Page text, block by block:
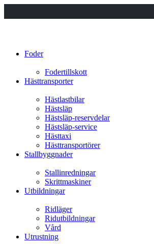
Foder
Fodertillskott
Hästtransporter
Hästlastbilar
Hästsläp
Hästsläp-reservdelar
Hästsläp-service
Hästtaxi
Hästtransportörer
Stallbyggnader
Stallinredningar
Skrittmaskiner
Utbildningar
Ridläger
Ridutbildningar
Vård
Utrustning